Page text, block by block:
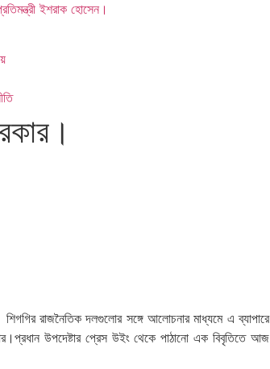
ইশরাক হোসেন।
রাজনৈতিক দলগুলোর সঙ্গে আলোচনার মাধ্যমে এ ব্যাপারে
উপদেষ্টার প্রেস উইং থেকে পাঠানো এক বিবৃতিতে আজ